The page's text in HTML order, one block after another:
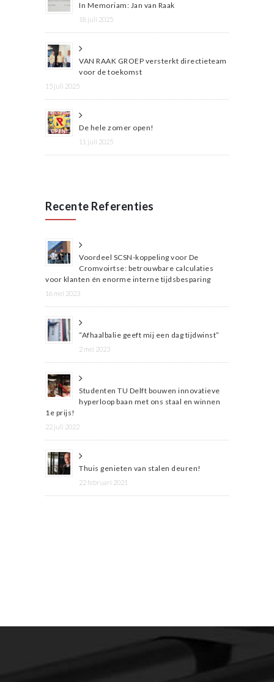
In Memoriam: Jan van Raak
18 juli 2025
VAN RAAK GROEP versterkt directieteam
voor de toekomst
15 juli 2025
De hele zomer open!
11 juli 2025
Recente Referenties
Voordeel SCSN-koppeling voor De
Cromvoirtse: betrouwbare calculaties
voor klanten én enorme interne tijdsbesparing
16 mei 2023
“Afhaalbalie geeft mij een dag tijdwinst”
2 mei 2023
Studenten TU Delft bouwen innovatieve
hyperloop baan met ons staal en winnen
1e prijs!
22 juli 2022
Thuis genieten van stalen deuren!
22 februari 2021